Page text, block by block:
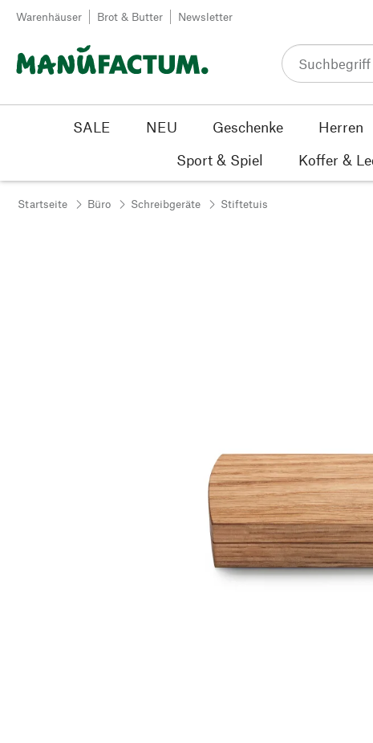
Zum Inhalt springen
Warenhäuser Brot & Butter Newsletter
SALE NEU Geschenke Herren
Sport & Spiel
Koffer &
Startseite Büro Schreibgeräte Stiftetuis